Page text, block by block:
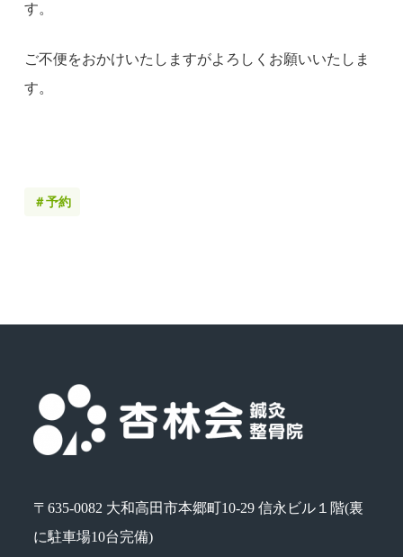
す。
ご不便をおかけいたしますがよろしくお願いいたしま
す。
＃予約
〒635-0082 大和高田市本郷町10-29 信永ビル１階(裏
に駐車場10台完備)